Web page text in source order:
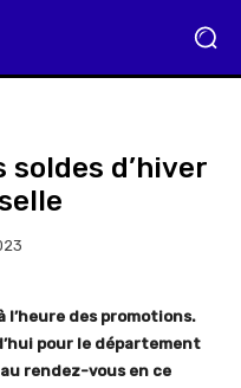
soldes d’hiver
l’heure des promotions.
pour le département
rendez-vous en ce